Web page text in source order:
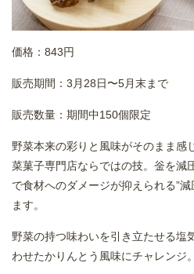
価格：843円
販売期間：3月28日〜5月末まで
販売数量：期間中150個限定
野菜本来の彩りと風味がそのまま感
菜菓子専門店ならではの技。釡を減
で食材へのダメージが抑えられる”
ます。
野菜の持つ味わいを引き立たせる塩
わせたかりんとう風味にチャレンジ。